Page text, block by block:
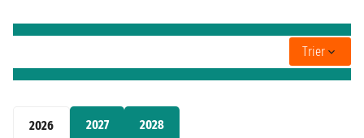
2026 2027 2028
Trier